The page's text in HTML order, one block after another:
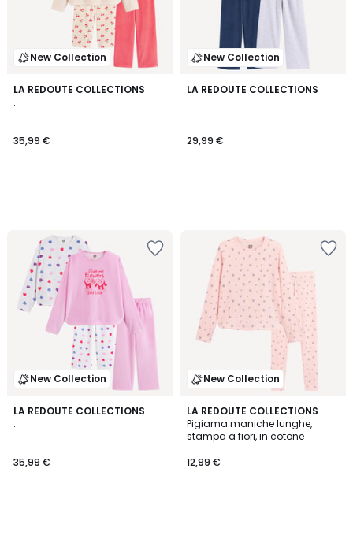
New Collection
LA REDOUTE COLLECTIONS
.
35,99 €
New Collection
LA REDOUTE COLLECTIONS
.
29,99 €
New Collection
LA REDOUTE COLLECTIONS
.
35,99 €
New Collection
LA REDOUTE COLLECTIONS
Pigiama maniche lunghe,
stampa a fiori, in cotone
12,99 €